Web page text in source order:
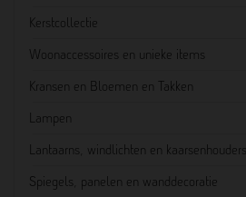
Kerstcollectie
Woonaccessoires en unieke items
Kransen en Bloemen en Takken
Lampen
Lantaarns, windlichten en kaarsenhouders
Spiegels, panelen en wanddecoratie